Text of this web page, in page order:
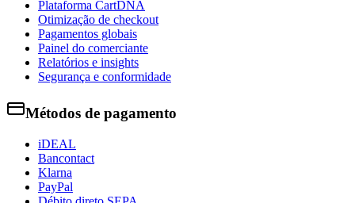
Plataforma CartDNA
Otimização de checkout
Pagamentos globais
Painel do comerciante
Relatórios e insights
Segurança e conformidade
Métodos de pagamento
iDEAL
Bancontact
Klarna
PayPal